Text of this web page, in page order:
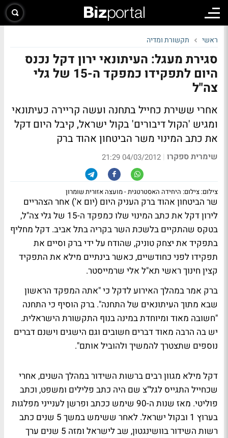
ראשי תקשורת ומדיה
סגירת מעגל: העיתונאי ירון דקל נכנס
היום לתפקידו כמפקד ה-15 של גלי
צה"ל
אחרי ששירת כחייל בתחנה ועשה קריירה כעיתונאי
ומגיש 'הקול דיבורים' בקול ישראל, קיבל היום דקל
את כתב המינוי משר הביטחון אהוד ברק
שימרית ספקרו |
04/03/2012 21:29
צילום: צילום: היחידה האסטרטגית - מועצה אזורית שומרון
שר הביטחון אהוד ברק העניק היום (יום א') אחר הצהריים
לירון דקל את כתב המינוי שלו כמפקד ה-15 של גלי צה"ל,
בטקס שהתקיים בלשכת השר בקריה בתל אביב. דקל מחליף
בתפקיד את יצחק טוניק, שהודח על ידי ברק וסיים את
תפקידו לפני כחודשיים, כאשר בינתיים מילא את התפקיד
קצין חינוך ראשי תא"ל אלי שרמייסטר.
ברק אמר במהלך האירוע לדקל כי "אתה המפקד הראשון
שבא מתוך העיתונאים של התחנה". ברק הוסיף כי התחנה
"חשובה מאוד ומיוחדת במינה בנוף התקשורת הישראלית.
יש בה הרבה מאוד דברים חשובים וגם הישגים וישנם דברים
נוספים שתצטרך להמשיך ולהוביל אותם".
דקל מילא מגוון רבים ברשות השידור במהלך השנים, אחרי
שכחייל התגייס לגל"צ שם היה כתב פלילים ומשפט, וכתב
פוליטי. מאז שנות ה-90 שימש ככתב ופרשן לענייני מפלגות
בערוץ 1 ובקול ישראל. לאחר ששימש במשך 5 שנים כתב
רשות השידור בוושינגטון, שב לישראל ומזה 5 שנים ערך